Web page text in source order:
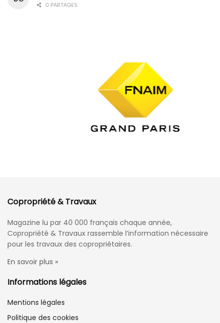
0 PARTAGES
Copropriété & Travaux
Magazine lu par 40 000 français chaque année,
Copropriété & Travaux rassemble l’information nécessaire
pour les travaux des copropriétaires.
En savoir plus »
Informations légales
Mentions légales
Politique des cookies